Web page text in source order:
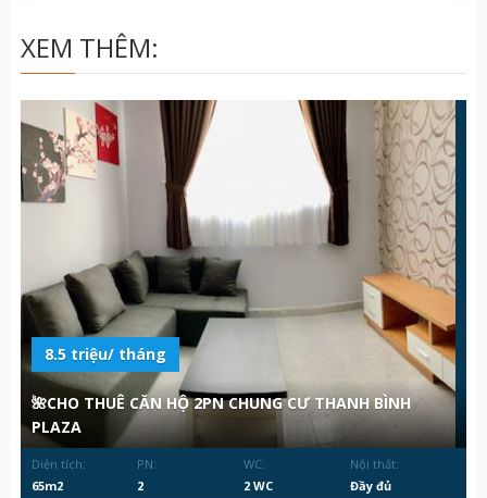
XEM THÊM:
8.5 triệu/ tháng
🌺CHO THUÊ CĂN HỘ 2PN CHUNG CƯ THANH BÌNH
PLAZA
Diện tích:
65m2
PN:
2
WC:
2 WC
Nội thất:
Đầy đủ